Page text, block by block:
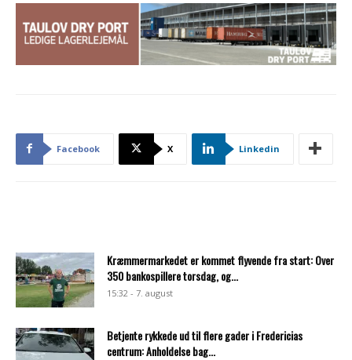
Facebook X Linkedin
Kræmmermarkedet er kommet flyvende fra start: Over
350 bankospillere torsdag, og...
15:32 - 7. august
Betjente rykkede ud til flere gader i Fredericias
centrum: Anholdelse bag...